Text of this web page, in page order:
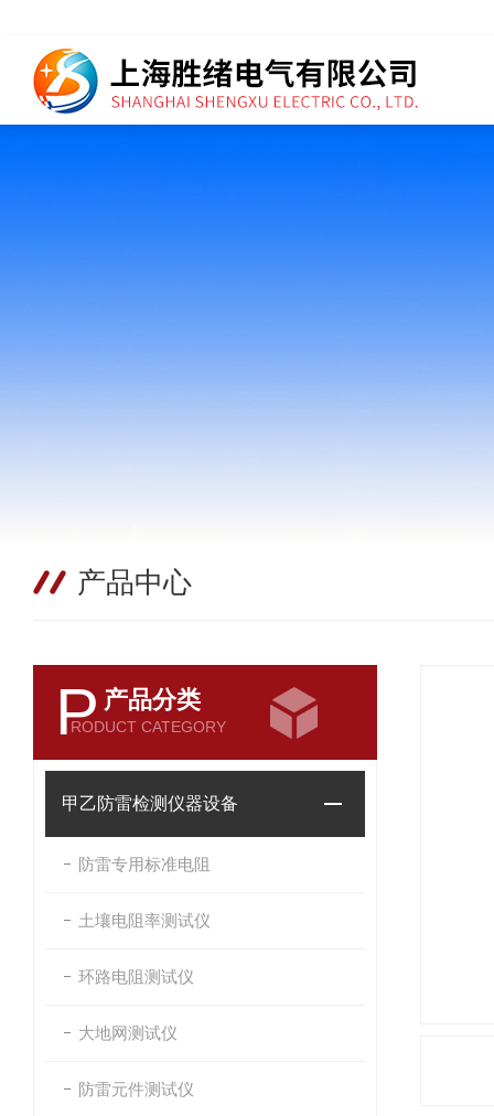
产品中心
P 产品分类
RODUCT CATEGORY
甲乙防雷检测仪器设备
防雷专用标准电阻
土壤电阻率测试仪
环路电阻测试仪
大地网测试仪
防雷元件测试仪